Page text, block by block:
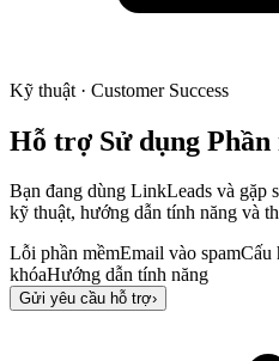
Kỹ thuật · Customer Success
Hỗ trợ Sử dụng Phần
Bạn đang dùng LinkLeads và
kỹ thuật, hướng dẫn tính năng và
Lỗi phần mềmEmail vào spamCấu
khóaHướng dẫn tính năng
Gửi yêu cầu hỗ trợ›